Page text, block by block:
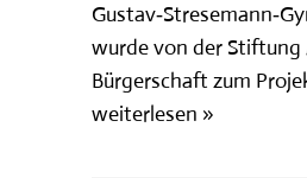
wurde von der Stiftung
Bürgerschaft zum
weiterlesen »